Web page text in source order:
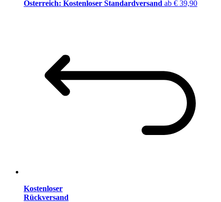
Österreich: Kostenloser Standardversand ab € 39,90
Kostenloser
Rückversand